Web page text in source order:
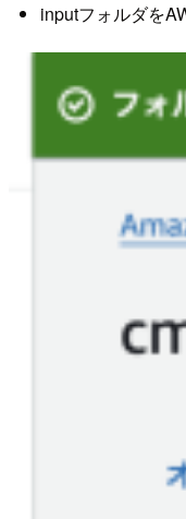
inputフォルダを